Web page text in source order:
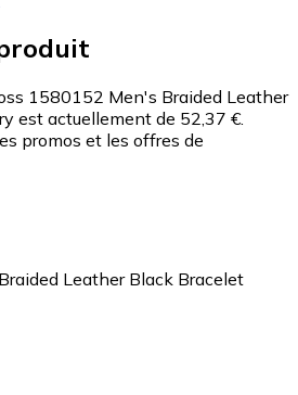
1580152 Men's Braided Leather
est actuellement de 52,37 €.
promos et les offres de
Leather Black Bracelet